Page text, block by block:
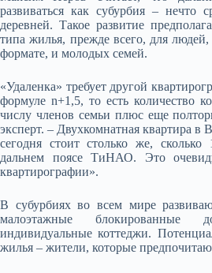
развиваться как субурбия – нечто
деревней. Такое развитие
типа жилья, прежде всего, для
формате, и молодых семей.
«Удаленка» требует другой
формуле n+1,5, то есть количество
числу членов семьи плюс еще
эксперт. – Двухкомнатная квартира
сегодня стоит столько же, сколько
дальнем поясе ТиНАО. Это
квартирографии».
В субурбиях во всем мире
малоэтажные блокированные
индивидуальные коттеджи.
жилья – жители, которые